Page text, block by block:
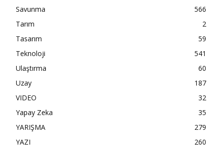
Savunma
566
Tarım
2
Tasarım
59
Teknoloji
541
Ulaştırma
60
Uzay
187
VIDEO
32
Yapay Zeka
35
YARIŞMA
279
YAZI
260